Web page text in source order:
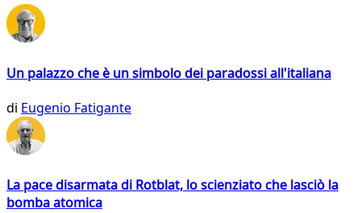
Un palazzo che è un simbolo dei paradossi all'italiana
di Eugenio Fatigante
La pace disarmata di Rotblat, lo scienziato che lasciò la
bomba atomica